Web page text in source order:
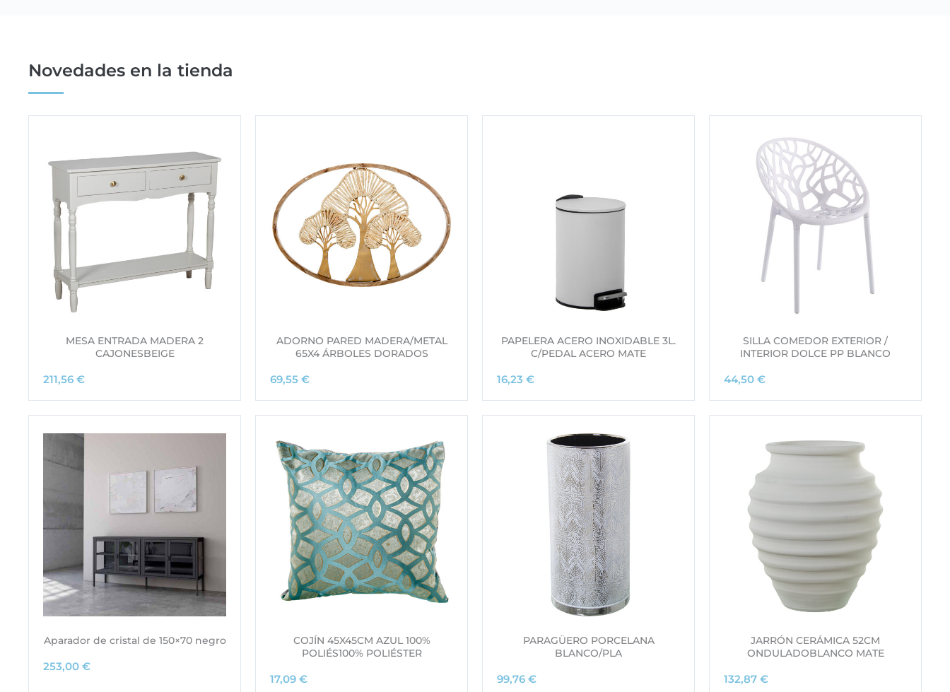
Novedades en la tienda
MESA ENTRADA MADERA 2
CAJONESBEIGE
211,56 €
ADORNO PARED MADERA/METAL
65X4 ÁRBOLES DORADOS
69,55 €
PAPELERA ACERO INOXIDABLE 3L.
C/PEDAL ACERO MATE
16,23 €
SILLA COMEDOR EXTERIOR /
INTERIOR DOLCE PP BLANCO
44,50 €
Aparador de cristal de 150×70 negro
253,00 €
COJÍN 45X45CM AZUL 100%
POLIÉS100% POLIÉSTER
17,09 €
PARAGÜERO PORCELANA
BLANCO/PLA
99,76 €
JARRÓN CERÁMICA 52CM
ONDULADOBLANCO MATE
132,87 €